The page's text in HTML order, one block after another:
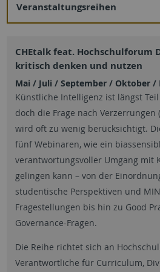
Veranstaltungsreihen
CHEtalk feat. Hochschulforum
kritisch denken und nutzen
Mai / Juli / September / Oktober /
Künstliche Intelligenz ist längst
doch die Frage nach Verzerrungen
wird oft zu wenig berücksichtigt.
fünf Webinaren, wie ein
verantwortungsvoller Umgang mit
gelingen kann – von der
studentische Perspektiven und
Fragestellungen bis hin zu Good
Governance-Fragen.
Die Reihe richtet sich an
Verantwortliche für Curriculum,